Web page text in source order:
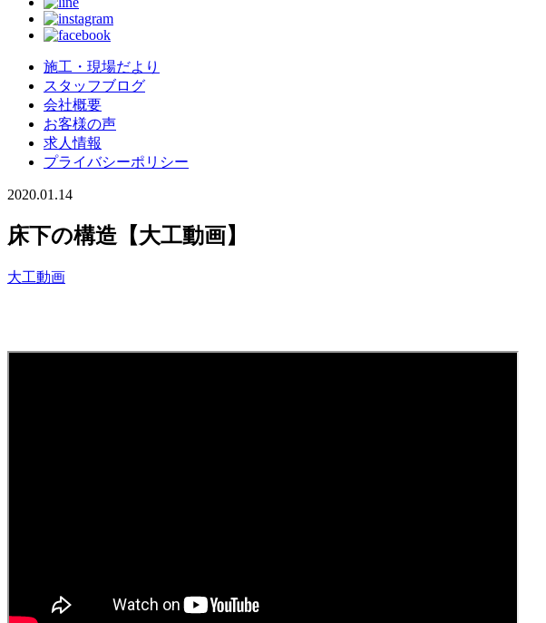
施工・現場だより
スタッフブログ
会社概要
お客様の声
求人情報
プライバシーポリシー
2020.01.14
床下の構造【大工動画】
大工動画